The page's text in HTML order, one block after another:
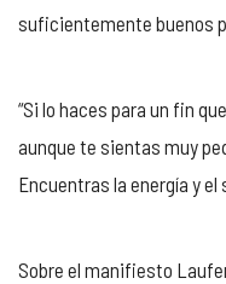
suficientemente buenos
“Si lo haces para un fin
aunque te sientas muy
Encuentras la energía y el
Sobre el manifiesto